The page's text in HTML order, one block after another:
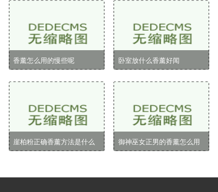
气，又能减少化学物质的使用。
增添氛围
无论是在家庭聚会、浪漫晚餐还是独处时，香薰蜡
片都能为环境增添独特的氛围。不同的香味可以创造出
不同的情绪，比如温暖、浪漫或活力。选择合适的香薰
蜡片，可以让你的家居环境更加温馨，让每一次聚会或
独处时光都变得更加特别。
如何使用香薰蜡片
香薰怎么用的慢些呢 卧室放什么香薰好闻
崖柏粉正确香薰方法是什么 御神巫女正男的香薰怎么用